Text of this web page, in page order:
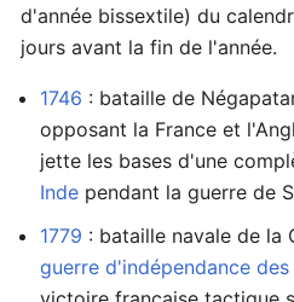
d'année bissextile) du
jours avant la fin de l'année.
1746 : bataille de
opposant la France et
jette les bases d'une
Inde pendant la guerre de
1779 : bataille navale de la
guerre d'indépendance